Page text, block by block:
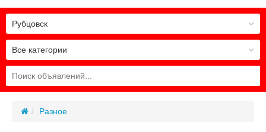
Все категории
Рубцовск
Разное